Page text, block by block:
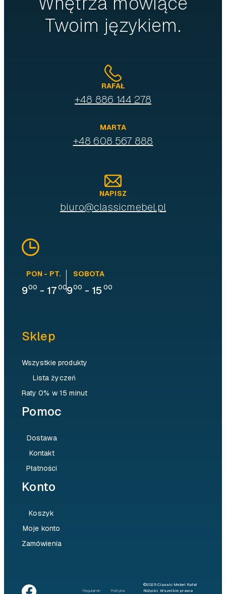
Twoim językiem.
RAFAŁ
+48 886 144 278
MARTA
+48 608 567 888
NAPISZ
biuro@classicmebel.pl
PON - PT.
900 - 17 00
SOBOTA
900 - 15 00
Sklep
Wszystkie produkty
Lista życzeń
Raty 0% w 15 minut
Pomoc
Dostawa
Kontakt
Płatności
Konto
Koszyk
Moje konto
Zamówienia
©2025 Classic Mebel Rafał
Różycki. Wszelkie prawa
Regulamin
Polityka